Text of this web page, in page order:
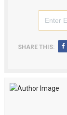
SHARE THIS: